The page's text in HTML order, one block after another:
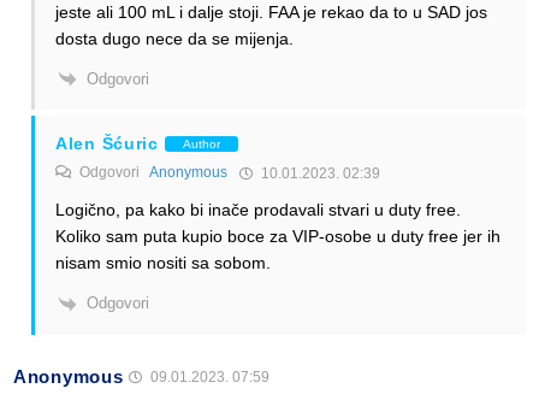
jeste ali 100 mL i dalje stoji. FAA je rekao da to u SAD jos
dosta dugo nece da se mijenja.
Odgovori
Alen Šćuric Author
Odgovori Anonymous 10.01.2023. 02:39
Logično, pa kako bi inače prodavali stvari u duty free.
Koliko sam puta kupio boce za VIP-osobe u duty free jer ih
nisam smio nositi sa sobom.
Odgovori
Anonymous 09.01.2023. 07:59